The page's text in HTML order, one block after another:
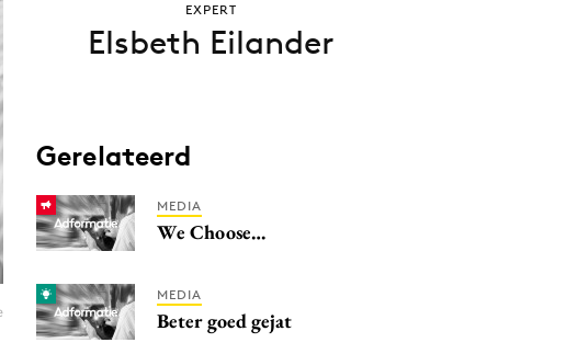
EXPERT
Elsbeth Eilander
Gerelateerd
MEDIA
We Choose…
MEDIA
Beter goed gejat